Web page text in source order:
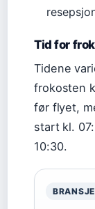
Tid for
Tidene
frokosten
før flyet,
start kl.
10:30.